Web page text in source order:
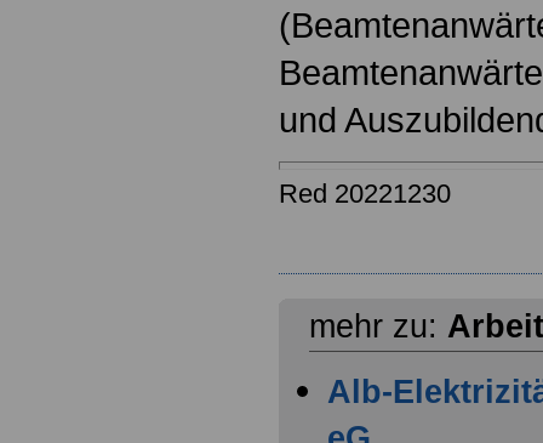
und
Red 20221230
mehr zu:
Alb-